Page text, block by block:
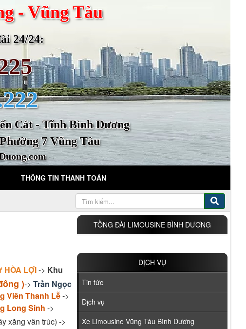
- Vũng Tàu
24:
2
Cát - Tĩnh Bình Dương
7 Vũng Tàu
THÔNG TIN THANH TOÁN
HÒA LỢI-> Khu
)-> Trần Ngọc
Viên Thanh Lễ->
Long Sinh ->
xăng vân trúc) ->
TỒNG ĐÀI LIMOUSINE BÌNH DƯƠNG
DỊCH VỤ
Tin tức
Dịch vụ
Xe Limousine Vũng Tàu Bình Dương